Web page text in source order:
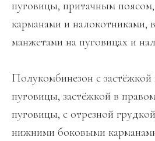
пуговицы, притачным
карманами и налокотниками,
манжетами на пуговицах и
Полукомбинезон с застёжкой
пуговицы, застёжкой в
пуговицы, с отрезной
нижними боковыми